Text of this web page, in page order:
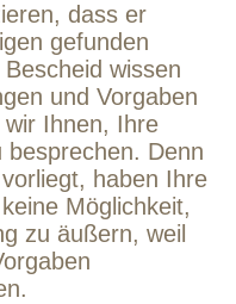
dass er
gefunden
wissen
und Vorgaben
Ihnen, Ihre
besprechen. Denn
haben Ihre
Möglichkeit,
zu äußern, weil